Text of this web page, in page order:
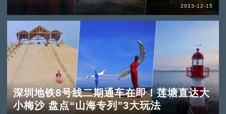
2023-12-15
深圳地铁8号线二期通车在即！莲塘直达大
小梅沙 盘点“山海专列”3大玩法